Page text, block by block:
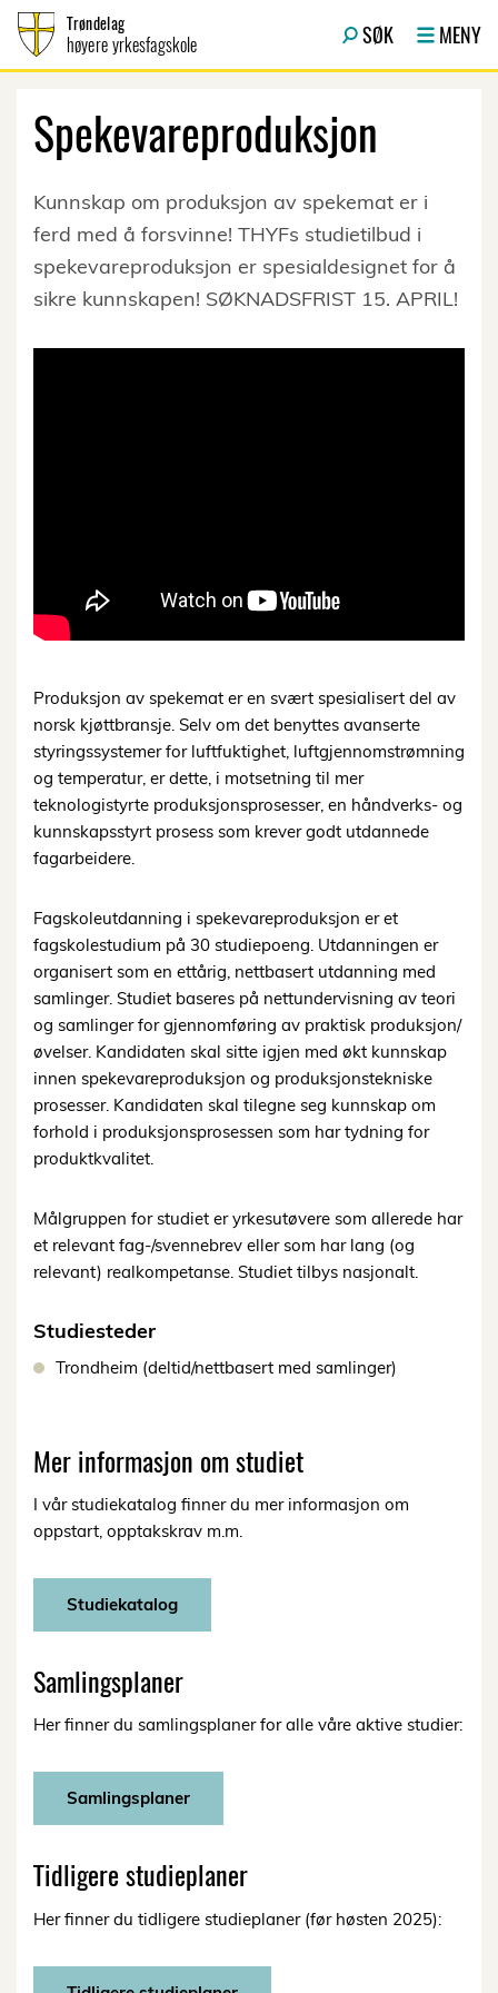
Trøndelag
høyere yrkesfagskole SØK MENY
Spekevareproduksjon
Kunnskap om produksjon av spekemat er i
ferd med å forsvinne! THYFs studietilbud i
spekevareproduksjon er spesialdesignet for å
sikre kunnskapen! SØKNADSFRIST 15. APRIL!
Produksjon av spekemat er en svært spesialisert del av
norsk kjøttbransje. Selv om det benyttes avanserte
styringssystemer for luftfuktighet, luftgjennomstrømning
og temperatur, er dette, i motsetning til mer
teknologistyrte produksjonsprosesser, en håndverks- og
kunnskapsstyrt prosess som krever godt utdannede
fagarbeidere.
Fagskoleutdanning i spekevareproduksjon er et
fagskolestudium på 30 studiepoeng. Utdanningen er
organisert som en ettårig, nettbasert utdanning med
samlinger. Studiet baseres på nettundervisning av teori
og samlinger for gjennomføring av praktisk produksjon/
øvelser. Kandidaten skal sitte igjen med økt kunnskap
innen spekevareproduksjon og produksjonstekniske
prosesser. Kandidaten skal tilegne seg kunnskap om
forhold i produksjonsprosessen som har tydning for
produktkvalitet.
Målgruppen for studiet er yrkesutøvere som allerede har
et relevant fag-/svennebrev eller som har lang (og
relevant) realkompetanse. Studiet tilbys nasjonalt.
Studiesteder
Trondheim (deltid/nettbasert med samlinger)
Mer informasjon om studiet
I vår studiekatalog finner du mer informasjon om
oppstart, opptakskrav m.m.
Studiekatalog
Samlingsplaner
Her finner du samlingsplaner for alle våre aktive studier:
Samlingsplaner
Tidligere studieplaner
Her finner du tidligere studieplaner (før høsten 2025):